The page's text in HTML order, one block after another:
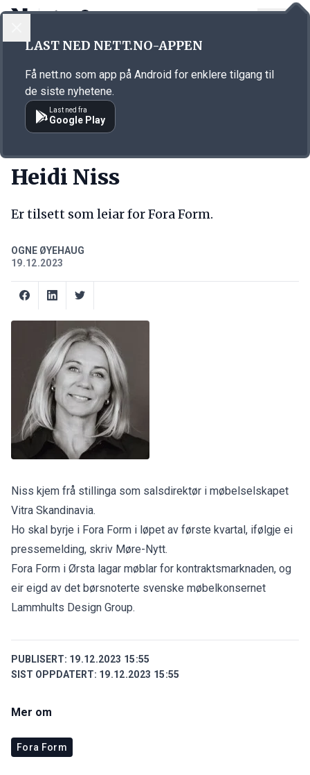
Annonsørinnhold
Heidi Niss
Er tilsett som leiar for Fora Form.
OGNE ØYEHAUG
19.12.2023
Niss kjem frå stillinga som salsdirektør i møbelselskapet
Vitra Skandinavia.
Ho skal byrje i Fora Form i løpet av første kvartal, ifølgje ei
pressemelding, skriv Møre-Nytt.
Fora Form i Ørsta lagar møblar for kontraktsmarknaden, og
eir eigd av det børsnoterte svenske møbelkonsernet
Lammhults Design Group.
PUBLISERT: 19.12.2023 15:55
SIST OPPDATERT: 19.12.2023 15:55
Mer om
Fora Form
LAST NED NETT.NO-APPEN
Få nett.no som app på Android for enklere tilgang til
de siste nyhetene.
Last ned fra
Google Play